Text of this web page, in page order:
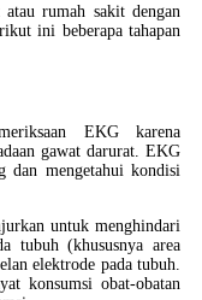
rumah sakit dengan
ini beberapa tahapan
EKG karena
gawat darurat. EKG
dan mengetahui kondisi
untuk menghindari
tubuh (khususnya area
elektrode pada tubuh.
konsumsi obat-obatan